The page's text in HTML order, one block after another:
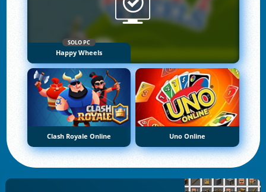
SOLO PC
Happy Wheels
Clash Royale Online Uno Online